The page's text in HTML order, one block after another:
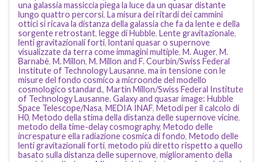
una galassia massiccia piega la luce da un quasar distante
lungo quattro percorsi, La misura dei ritardi dei cammini
ottici si ricava la distanza della galassia che fa da lente e della
sorgente retrostant, legge di Hubble, Lente gravitazionale,
lenti gravitazionali forti, lontani quasar o supernove
visualizzate da terra come immagini multiple, M. Auger, M.
Barnabè, M. Millon, M. Millon and F. Courbin/Swiss Federal
Institute of Technology Lausanne, ma in tensione con le
misure del fondo cosmico a microonde del modello
cosmologico standard., Martin Millon/Swiss Federal Institute
of Technology Lausanne. Galaxy and quasar image: Hubble
Space Telescope/Nasa, MEDIA INAF, Metodi per il calcolo di
H0, Metodo della stima della distanza delle supernove vicine,
metodo della time-delay cosmography, Metodo delle
increspature ella radiazione cosmica di fondo, Metodo delle
lenti gravitazionali forti, metodo più diretto rispetto a quello
basato sulla distanza delle supernove, miglioramento della